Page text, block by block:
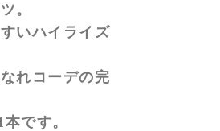
。
いハイライズ
れコーデの完
です。